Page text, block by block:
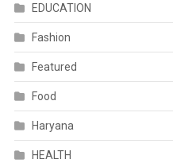
EDUCATION
Fashion
Featured
Food
Haryana
HEALTH